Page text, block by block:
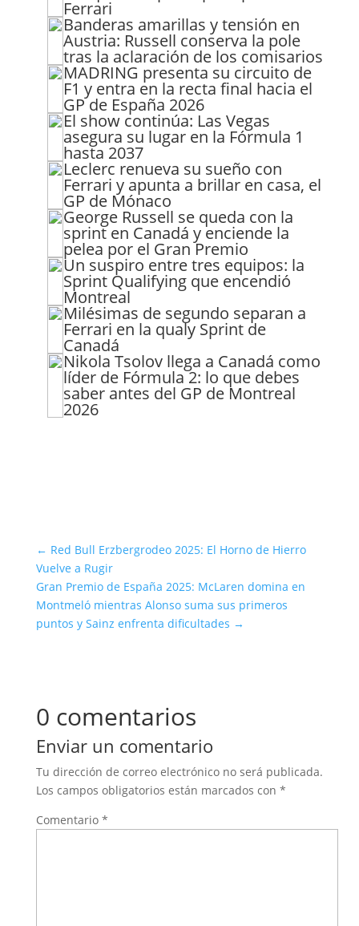
Ferrari
Banderas amarillas y tensión en
Austria: Russell conserva la pole
tras la aclaración de los comisarios
MADRING presenta su circuito de
F1 y entra en la recta final hacia el
GP de España 2026
El show continúa: Las Vegas
asegura su lugar en la Fórmula 1
hasta 2037
Leclerc renueva su sueño con
Ferrari y apunta a brillar en casa, el
GP de Mónaco
George Russell se queda con la
sprint en Canadá y enciende la
pelea por el Gran Premio
Un suspiro entre tres equipos: la
Sprint Qualifying que encendió
Montreal
Milésimas de segundo separan a
Ferrari en la qualy Sprint de
Canadá
Nikola Tsolov llega a Canadá como
líder de Fórmula 2: lo que debes
saber antes del GP de Montreal
2026
← Red Bull Erzbergrodeo 2025: El Horno de Hierro
Vuelve a Rugir
Gran Premio de España 2025: McLaren domina en
Montmeló mientras Alonso suma sus primeros
puntos y Sainz enfrenta dificultades →
0 comentarios
Enviar un comentario
Tu dirección de correo electrónico no será publicada.
Los campos obligatorios están marcados con *
Comentario *